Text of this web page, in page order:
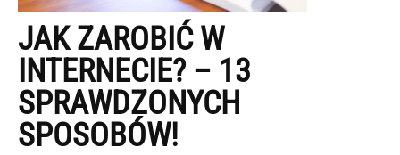
JAK ZAROBIĆ W
INTERNECIE? – 13
SPRAWDZONYCH
SPOSOBÓW!